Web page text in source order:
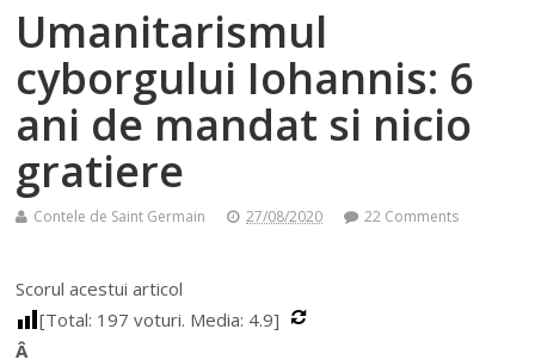
Umanitarismul
cyborgului Iohannis: 6
ani de mandat si nicio
gratiere
Contele de Saint Germain 27/08/2020 22 Comments
Scorul acestui articol
[Total: 197 voturi. Media: 4.9]
Â